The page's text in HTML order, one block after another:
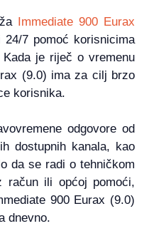
Immediate 900 Eurax
7 pomoć korisnicima
je riječ o vremenu
(9.0) ima za cilj brzo
korisnika.
odgovore od
dostupnih kanala, kao
da se radi o tehničkom
račun ili općoj pomoći,
900 Eurax (9.0)
dnevno.